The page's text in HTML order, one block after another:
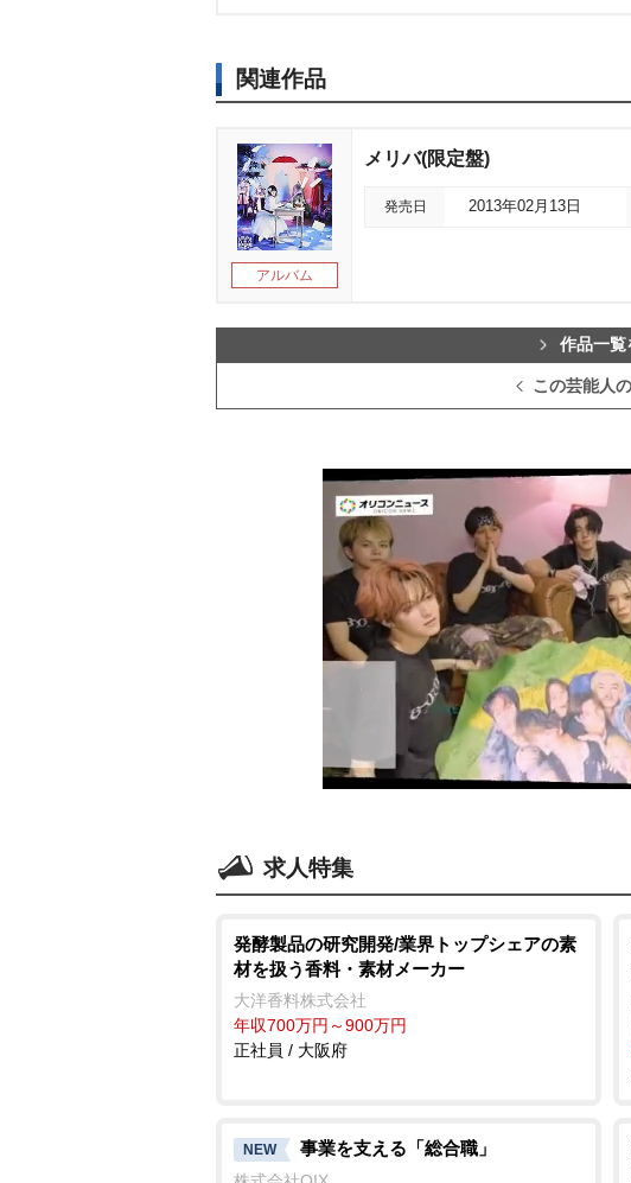
関連作品
アルバム
メリバ(限定盤)
発売日 2013年02月13日
作品一覧
この芸能人
求人特集
発酵製品の研究開発/業界トップシェアの素
材を扱う香料・素材メーカー
大洋香料株式会社
年収700万円～900万円
正社員 / 大阪府
NEW 事業を支える「総合職」